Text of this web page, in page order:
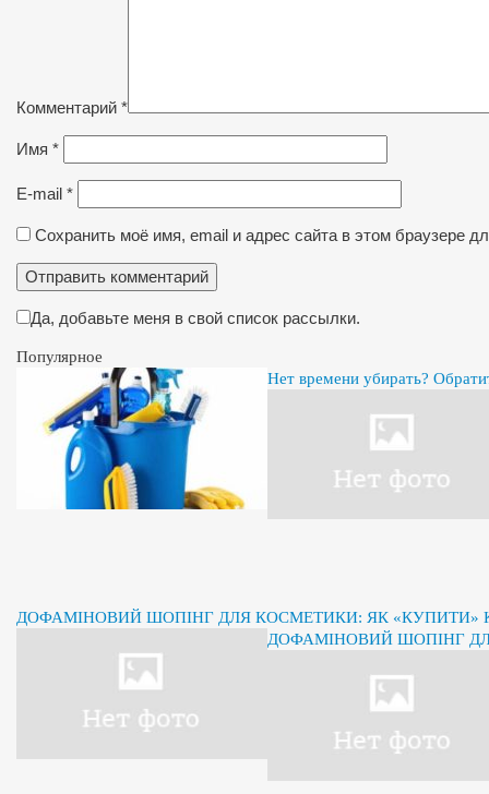
Комментарий *
Имя *
E-mail *
Сохранить моё имя, email и адрес сайта в этом браузере
Да, добавьте меня в свой список рассылки.
Популярное
Нет времени убирать?
ДОФАМІНОВИЙ ШОПІНГ ДЛЯ КОСМЕТИКИ: ЯК «КУПИТИ»
ДОФАМІНОВИЙ ШОПІНГ